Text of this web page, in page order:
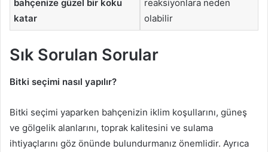
bahçenize güzel bir koku
katar
reaksiyonlara neden
olabilir
Sık Sorulan Sorular
Bitki seçimi nasıl yapılır?
Bitki seçimi yaparken bahçenizin iklim koşullarını, güneş
ve gölgelik alanlarını, toprak kalitesini ve sulama
ihtiyaçlarını göz önünde bulundurmanız önemlidir. Ayrıca